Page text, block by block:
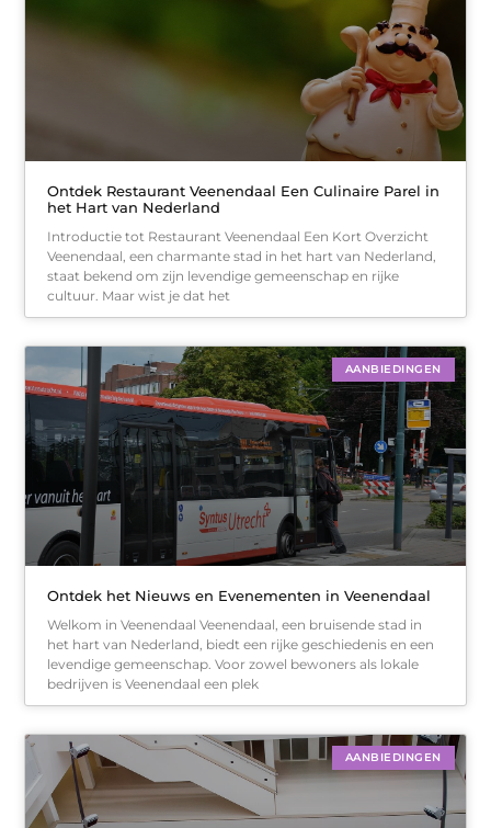
Ontdek Restaurant Veenendaal Een Culinaire Parel in
het Hart van Nederland
Introductie tot Restaurant Veenendaal Een Kort Overzicht
Veenendaal, een charmante stad in het hart van Nederland,
staat bekend om zijn levendige gemeenschap en rijke
cultuur. Maar wist je dat het
AANBIEDINGEN
Ontdek het Nieuws en Evenementen in Veenendaal
Welkom in Veenendaal Veenendaal, een bruisende stad in
het hart van Nederland, biedt een rijke geschiedenis en een
levendige gemeenschap. Voor zowel bewoners als lokale
bedrijven is Veenendaal een plek
AANBIEDINGEN